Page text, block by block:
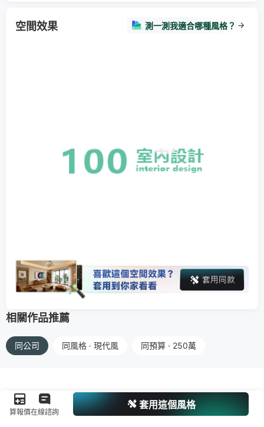
空間效果 測一測我適合哪種風格？
相關作品推薦
同公司 同風格 · 現代風 同預算 · 250萬
算報價在線諮詢
套用這個風格